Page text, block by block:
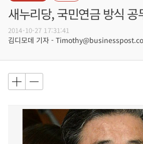
새누리당, 국민연금 방식 공
2014-10-27 17:31:41
김디모데 기자 -